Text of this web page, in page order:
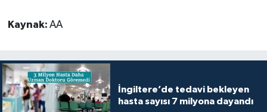
Kaynak: AA
İngiltere’de tedavi bekleyen
hasta sayısı 7 milyona dayandı